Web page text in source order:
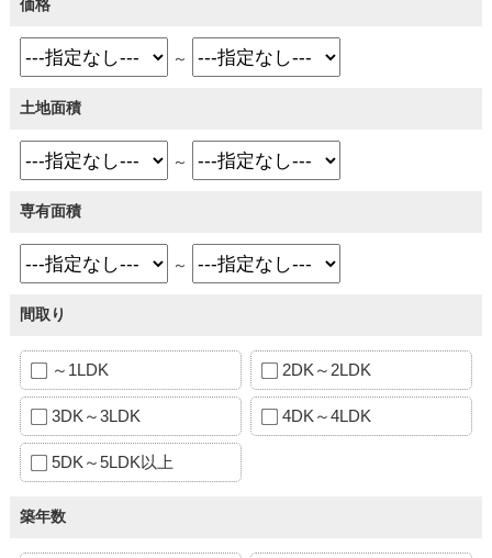
価格
～
土地面積
～
専有面積
～
間取り
～1LDK 2DK～2LDK
3DK～3LDK 4DK～4LDK
5DK～5LDK以上
築年数